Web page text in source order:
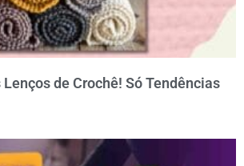
de Crochê! Só Tendências